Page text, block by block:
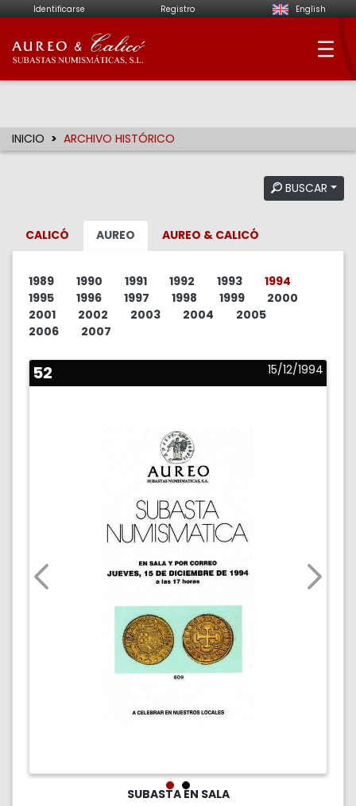
Identificarse Registro English
Aureo & Calicó -
INICIO ARCHIVO HISTÓRICO
BUSCAR
CALICÓ AUREO AUREO & CALICÓ
1989 1990 1991 1992 1993
1994
1995
1996 1997 1998 1999
2000
2001
2002 2003 2004
2005
2006
2007
52 15/12/1994
SUBASTA EN SALA